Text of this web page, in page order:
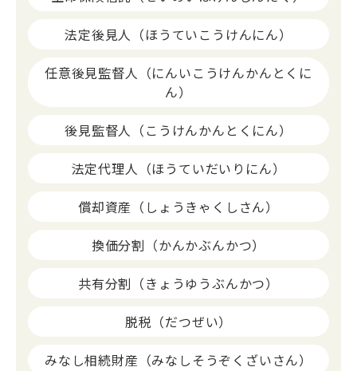
法定後見人（ほうていこうけんにん）
任意後見監督人（にんいこうけんかんとくに
ん）
後見監督人（こうけんかんとくにん）
法定代理人（ほうていだいりにん）
償却資産（しょうきゃくしさん）
換価分割（かんかぶんかつ）
共有分割（きょうゆうぶんかつ）
脱税（だつぜい）
みなし相続財産（みなしそうぞくざいさん）